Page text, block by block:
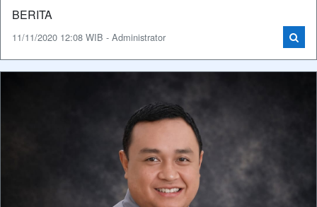
BERITA
11/11/2020 12:08 WIB - Administrator